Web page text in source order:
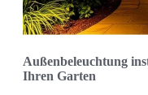
Außenbeleuchtung
Ihren Garten